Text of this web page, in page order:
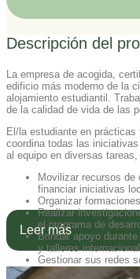
Descripción del
La empresa de acogida,
edificio más moderno de la
alojamiento estudiantil.
de la calidad de vida de las
El/la estudiante en prácticas
coordina todas las
al equipo en diversas
Movilizar recursos de
financiar iniciativas
Organizar
Realizar
el programa de
Brindar apoyo
y talleres
Gestionar sus redes
comunicación para
Leer más